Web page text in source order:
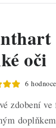
oči
6
zdobení